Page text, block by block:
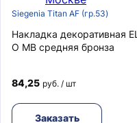
Siegenia Titan AF (гр.53)
Накладка декоративная EL
O MB средняя бронза
84,25 руб. / шт
Заказать